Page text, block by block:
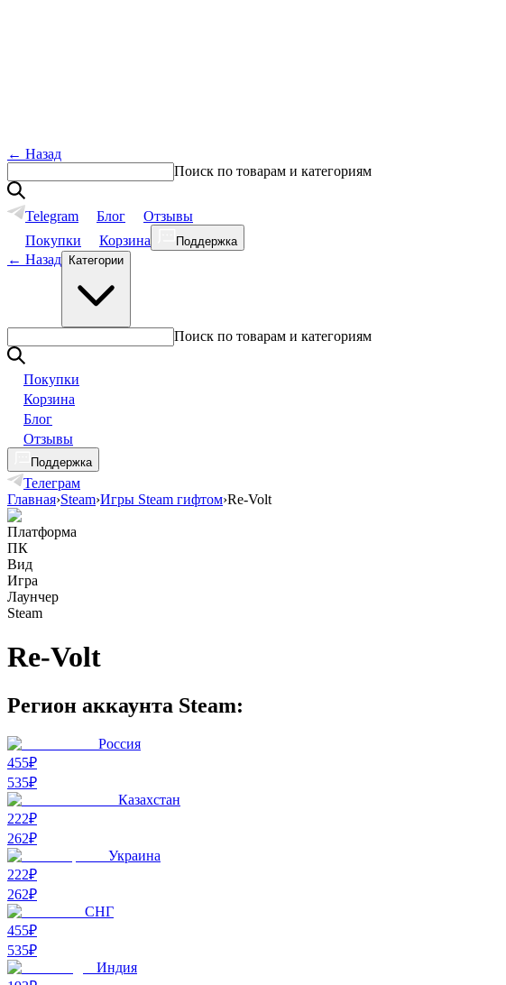
← Назад
Поиск по товарам и категориям
Telegram Блог
Отзывы
Покупки
Корзина Поддержка
← Назад Категории
Поиск по товарам и категориям
Покупки
Корзина
Блог
Отзывы
Поддержка
Телеграм
Главная›Steam›Игры Steam гифтом›Re-Volt
Платформа
ПК
Вид
Игра
Лаунчер
Steam
Re-Volt
Регион аккаунта Steam:
Россия
455₽
535₽
Казахстан
222₽
262₽
Украина
222₽
262₽
СНГ
455₽
535₽
Индия